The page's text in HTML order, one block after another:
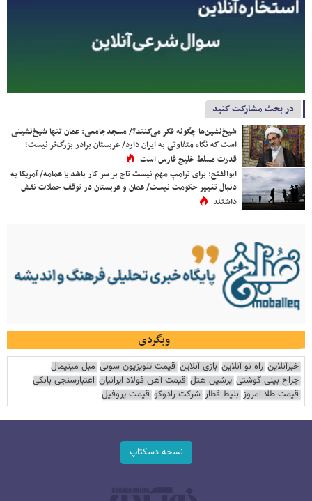
در بحث مشارکت کنید
شیخ‌نشین‌ها چگونه فکر می‌کنند؟/ مسجدجامعی: عمان تنها شیخ‌نشینی
است که نگاه متفاوتی به ایران دارد/ عربستان برادر بزرگ‌تر نیست؛
قدرت مسلط خلیج فارس است
ابوالفتح: برای ترامپ مهم نیست تاج بر سر کار باشد یا عمامه/ آمریکا به
دنبال تغییر حکومت نیست/ عمان و عربستان در توقف حملات نقش
داشتند
وبگردی
خبرآنلاین راه نو آنلاین بازی آنلاین قیمت تلویزیون سونی مبل مینیمال
جراح بینی گوشتی پرشین هتل قیمت آهن فولاد ایرانیان اعتبارسنجی بانکی
قیمت طلا امروز بلیط قطار شرکت رادوکو قیمت پروفیل
نسخه دسکتاپ